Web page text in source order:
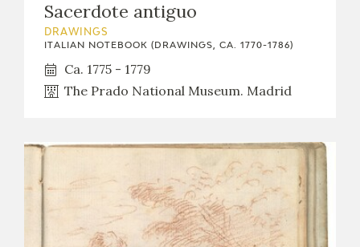
Sacerdote antiguo
DRAWINGS
ITALIAN NOTEBOOK (DRAWINGS, CA. 1770-1786)
Ca. 1775 - 1779
The Prado National Museum. Madrid